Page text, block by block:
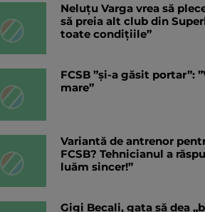
Neluțu Varga vrea să
să preia alt club din
toate condițiile”
FCSB ”și-a găsit portar”:
mare”
Variantă de antrenor
FCSB? Tehnicianul a
luăm sincer!”
Gigi Becali, gata să dea